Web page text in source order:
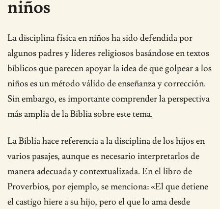
niños
La disciplina física en niños ha sido defendida por
algunos padres y líderes religiosos basándose en textos
bíblicos que parecen apoyar la idea de que golpear a los
niños es un método válido de enseñanza y corrección.
Sin embargo, es importante comprender la perspectiva
más amplia de la Biblia sobre este tema.
La Biblia hace referencia a la disciplina de los hijos en
varios pasajes, aunque es necesario interpretarlos de
manera adecuada y contextualizada. En el libro de
Proverbios, por ejemplo, se menciona: «El que detiene
el castigo hiere a su hijo, pero el que lo ama desde